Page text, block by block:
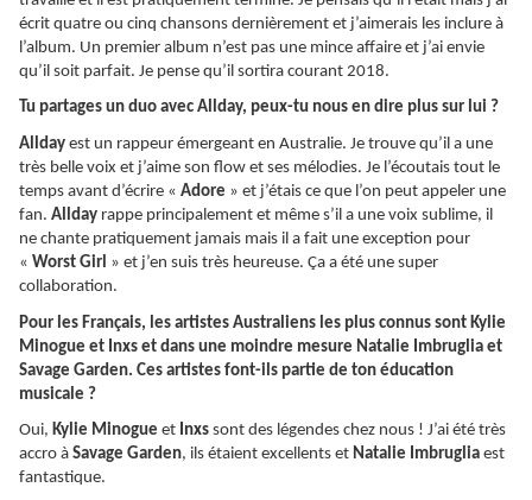
écrit quatre ou cinq chansons dernièrement et j’aimerais les inclure à
l’album. Un premier album n’est pas une mince affaire et j’ai envie
qu’il soit parfait. Je pense qu’il sortira courant 2018.
Tu partages un duo avec Allday, peux-tu nous en dire plus sur lui ?
Allday est un rappeur émergeant en Australie. Je trouve qu’il a une
très belle voix et j’aime son flow et ses mélodies. Je l’écoutais tout le
temps avant d’écrire « Adore » et j’étais ce que l’on peut appeler une
fan. Allday rappe principalement et même s’il a une voix sublime, il
ne chante pratiquement jamais mais il a fait une exception pour
« Worst Girl » et j’en suis très heureuse. Ça a été une super
collaboration.
Pour les Français, les artistes Australiens les plus connus sont Kylie
Minogue et Inxs et dans une moindre mesure Natalie Imbruglia et
Savage Garden. Ces artistes font-ils partie de ton éducation
musicale ?
Oui, Kylie Minogue et Inxs sont des légendes chez nous ! J’ai été très
accro à Savage Garden, ils étaient excellents et Natalie Imbruglia est
fantastique.